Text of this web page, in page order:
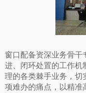
窗口配备资深业务骨干
进、闭环处置的工作机
理的各类棘手业务，切
项难办的痛点，以精准